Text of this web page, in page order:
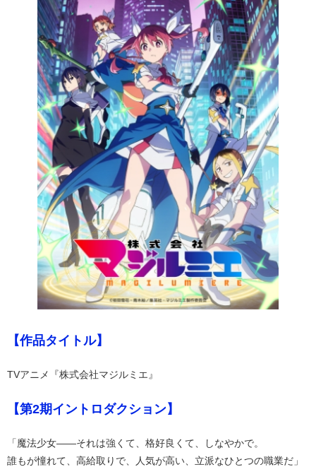
【作品タイトル】
TVアニメ『株式会社マジルミエ』
【第2期イントロダクション】
「魔法少女――それは強くて、格好良くて、しなやかで。
誰もが憧れて、高給取りで、人気が高い、立派なひとつの職業だ」